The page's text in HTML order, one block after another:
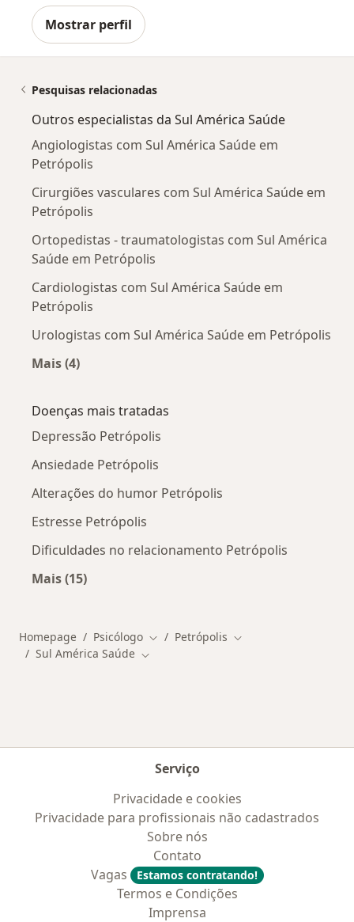
Mostrar perfil
Pesquisas relacionadas
Outros especialistas da Sul América Saúde
Angiologistas com Sul América Saúde em
Petrópolis
Cirurgiões vasculares com Sul América Saúde em
Petrópolis
Ortopedistas - traumatologistas com Sul América
Saúde em Petrópolis
Cardiologistas com Sul América Saúde em
Petrópolis
Urologistas com Sul América Saúde em Petrópolis
Mais (4)
Doenças mais tratadas
Depressão Petrópolis
Ansiedade Petrópolis
Alterações do humor Petrópolis
Estresse Petrópolis
Dificuldades no relacionamento Petrópolis
Mais (15)
Homepage Psicólogo Mudar de cidade
Petrópolis Mudar de cidade
Sul América Saúde Mudar de cidade
Serviço
Privacidade e cookies
Privacidade para profissionais não cadastrados
Sobre nós
Contato
Vagas
Estamos contratando!
Termos e Condições
Imprensa